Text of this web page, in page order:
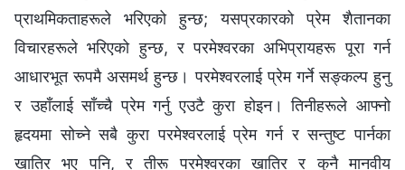
प्राथमिकताहरूले भरिएको हुन्छ; यसप्रकारको प्रेम शैतानका
विचारहरूले भरिएको हुन्छ, र परमेश्‍वरका अभिप्रायहरू पूरा गर्न
आधारभूत रूपमै असमर्थ हुन्छ। परमेश्‍वरलाई प्रेम गर्ने सङ्कल्प हुनु
र उहाँलाई साँच्चै प्रेम गर्नु एउटै कुरा होइन। तिनीहरूले आफ्नो
हृदयमा सोच्ने सबै कुरा परमेश्‍वरलाई प्रेम गर्न र सन्तुष्ट पार्नका
खातिर भए पनि, र तीरू परमेश्‍वरका खातिर र कुनै मानवीय